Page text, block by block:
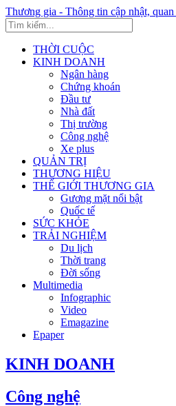
Thương gia - Thông tin cập nhật,
THỜI CUỘC
KINH DOANH
Ngân hàng
Chứng khoán
Đầu tư
Nhà đất
Thị trường
Công nghệ
Xe plus
QUẢN TRỊ
THƯƠNG HIỆU
THẾ GIỚI THƯƠNG GIA
Gương mặt nổi bật
Quốc tế
SỨC KHỎE
TRẢI NGHIỆM
Du lịch
Thời trang
Đời sống
Multimedia
Infographic
Video
Emagazine
Epaper
KINH DOANH
Công nghệ